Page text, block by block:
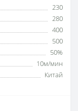
230
280
400
500
50%
10м/мин
Китай